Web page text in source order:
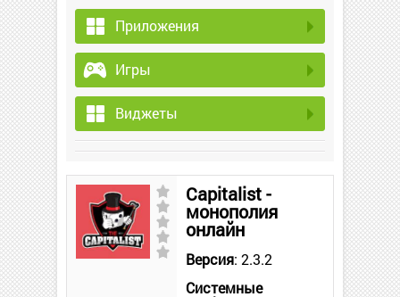
Приложения
Игры
Виджеты
Capitalist -
монополия
онлайн
Версия: 2.3.2
Системные